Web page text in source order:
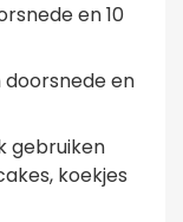
en 10
doorsnede en
gebruiken
koekjes